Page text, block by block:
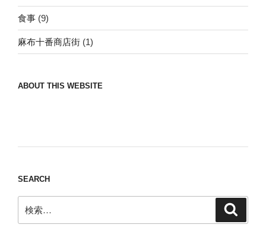
食事 (9)
麻布十番商店街 (1)
ABOUT THIS WEBSITE
SEARCH
索: